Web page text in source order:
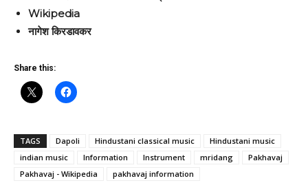
Wikipedia
नागेश किरडावकर
Share this:
TAGS Dapoli Hindustani classical music
Hindustani music
indian music
Information Instrument mridang
Pakhavaj
Pakhavaj - Wikipedia
pakhavaj information